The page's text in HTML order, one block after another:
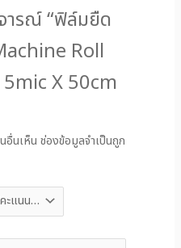
ารณ์ “ฟิล์มยืด
Roll
X 50cm
อื่นเห็น ช่องข้อมูลจำเป็นถูก